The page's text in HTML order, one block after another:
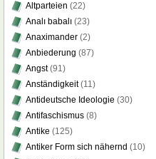
Altparteien (22)
Analı babalı (23)
Anaximander (2)
Anbiederung (87)
Angst(91)
Anständigkeit(11)
Antideutsche Ideologie (30)
Antifaschismus (8)
Antike (125)
Antiker Form sich nähernd (10)